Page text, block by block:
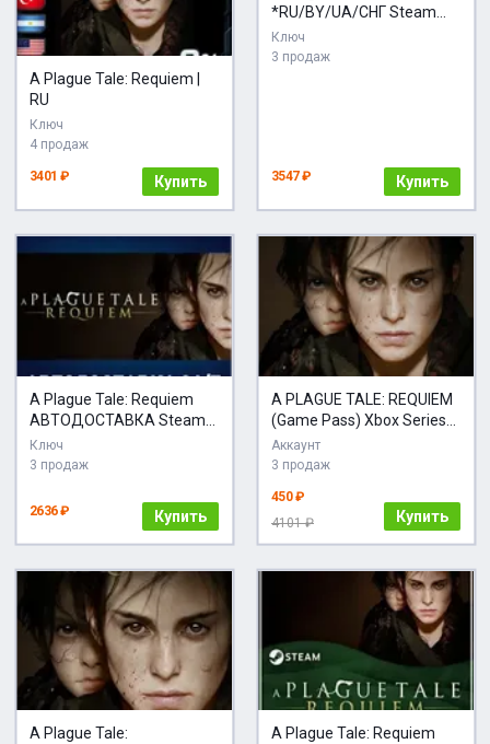
A Plague Tale: Requiem |
RU
Ключ
4 продаж
3401 ₽ Купить
*RU/BY/UA/СНГ Steam
Auto
Ключ
3 продаж
3547 ₽ Купить
A Plague Tale: Requiem
АВТОДОСТАВКА Steam
Россия
Ключ
3 продаж
2636 ₽ Купить
A PLAGUE TALE: REQUIEM
(Game Pass) Xbox Series
X|S
Аккаунт
3 продаж
450 ₽
4101 ₽
Купить
A Plague Tale:
A Plague Tale: Requiem